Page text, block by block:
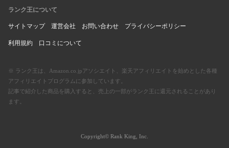
ランク王について
サイトマップ 運営会社 お問い合わせ プライバシーポリシー
利用規約 口コミについて
※ ランク王は、Amazon.co.jpアソシエイト、楽天アフィリエイトを始めとした各種
アフィリエイトプログラムに参加しています。
記事で紹介した商品を購入すると、売上の一部がランク王に還元されることがあり
ます。
Copyright© Rank King, Inc.